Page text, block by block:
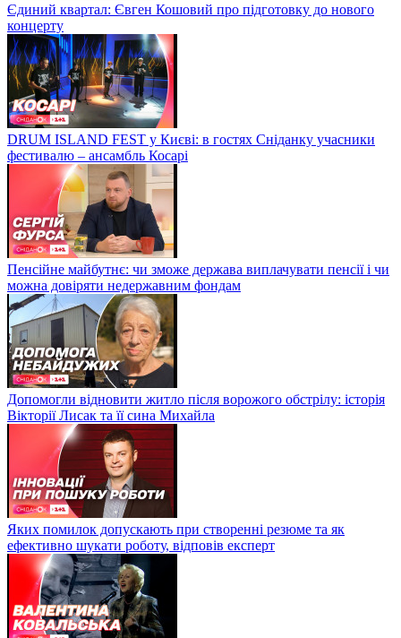
Єдиний квартал: Євген Кошовий про підготовку до нового
концерту
DRUM ISLAND FEST у Києві: в гостях Сніданку учасники
фестивалю – ансамбль Косарі
Пенсійне майбутнє: чи зможе держава виплачувати пенсії і чи
можна довіряти недержавним фондам
Допомогли відновити житло після ворожого обстрілу: історія
Вікторії Лисак та її сина Михайла
Яких помилок допускають при створенні резюме та як
ефективно шукати роботу, відповів експерт